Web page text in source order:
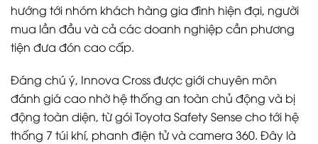
hướng tới nhóm khách hàng gia đình hiện đại, người
mua lần đầu và cả các doanh nghiệp cần phương
tiện đưa đón cao cấp.
Đáng chú ý, Innova Cross được giới chuyên môn
đánh giá cao nhờ hệ thống an toàn chủ động và bị
động toàn diện, từ gói Toyota Safety Sense cho tới hệ
thống 7 túi khí, phanh điện tử và camera 360. Đây là